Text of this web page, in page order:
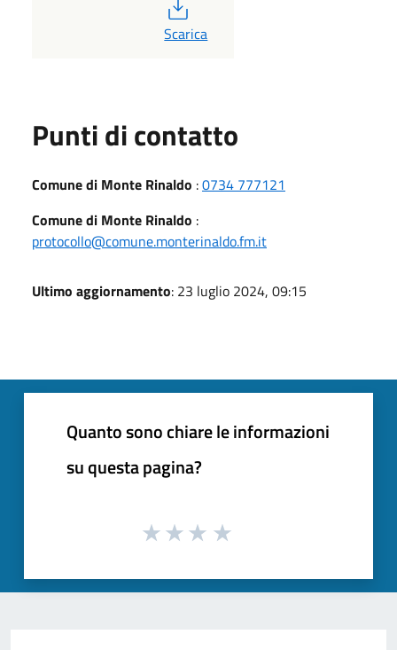
PDF
Scarica
Punti di contatto
Comune di Monte Rinaldo :0734 777121
Comune di Monte Rinaldo :
protocollo@comune.monterinaldo.fm.it
Ultimo aggiornamento: 23 luglio 2024, 09:15
Quanto sono chiare le informazioni
su questa pagina?